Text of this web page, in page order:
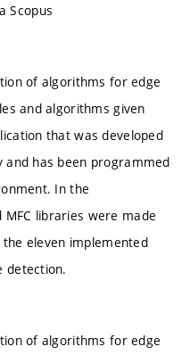
Scopus
of algorithms for edge
and algorithms given
that was developed
and has been programmed
In the
MFC libraries were made
eleven implemented
detection.
of algorithms for edge